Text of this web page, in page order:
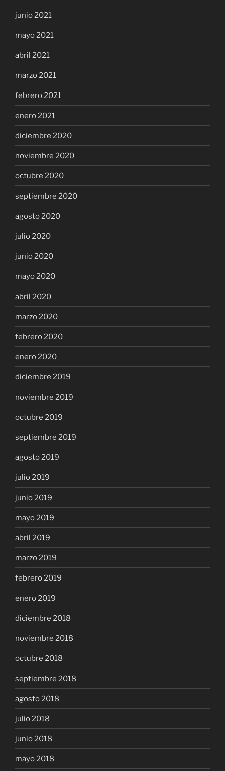
junio 2021
mayo 2021
abril 2021
marzo 2021
febrero 2021
enero 2021
diciembre 2020
noviembre 2020
octubre 2020
septiembre 2020
agosto 2020
julio 2020
junio 2020
mayo 2020
abril 2020
marzo 2020
febrero 2020
enero 2020
diciembre 2019
noviembre 2019
octubre 2019
septiembre 2019
agosto 2019
julio 2019
junio 2019
mayo 2019
abril 2019
marzo 2019
febrero 2019
enero 2019
diciembre 2018
noviembre 2018
octubre 2018
septiembre 2018
agosto 2018
julio 2018
junio 2018
mayo 2018